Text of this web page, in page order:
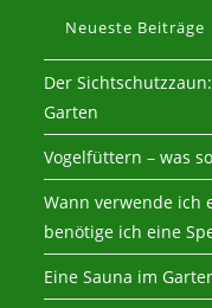
Neueste Beiträge
Der
Garten
Vogelfüttern – was
Wann verwende ich
benötige ich eine
Eine Sauna im